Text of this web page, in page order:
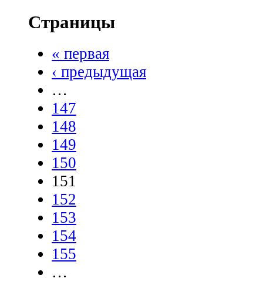
Страницы
« первая
‹ предыдущая
…
147
148
149
150
151
152
153
154
155
…